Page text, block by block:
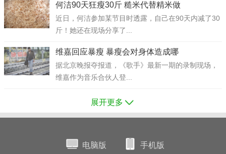
何洁90天狂瘦30斤 糙米代替精米做
近日，何洁参加某节目时透露，自己在90天内减了30
斤！她还在现场分享了...
维嘉回应暴瘦 暴瘦会对身体造成哪
据北京晚报夺报道，《歌手》最新一期的录制现场，
维嘉作为音乐合伙人登...
展开更多
电脑版 手机版